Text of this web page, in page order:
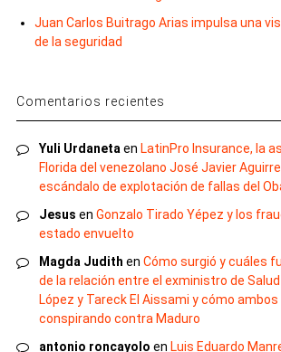
Juan Carlos Buitrago Arias impulsa una
de la seguridad
Comentarios recientes
Yuli Urdaneta en LatinPro Insurance, la
Florida del venezolano José Javier
escándalo de explotación de fallas del
Jesus en Gonzalo Tirado Yépez y los
estado envuelto
Magda Judith en Cómo surgió y cuáles
de la relación entre el exministro de
López y Tareck El Aissami y cómo
conspirando contra Maduro
antonio roncayolo en Luis Eduardo